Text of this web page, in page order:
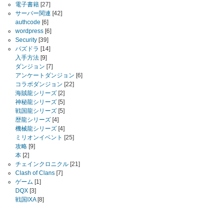
電子書籍 [27]
サーバー関連 [42]
authcode [6]
wordpress [6]
Security [39]
パズドラ [14]
入手方法 [9]
ダンジョン [7]
アンケートダンジョン [6]
コラボダンジョン [22]
海賊龍シリーズ [2]
神秘龍シリーズ [5]
戦国龍シリーズ [5]
歴龍シリーズ [4]
機械龍シリーズ [4]
ミリオンイベント [25]
攻略 [9]
本 [2]
チェインクロニクル [21]
Clash of Clans [7]
ゲーム [1]
DQX [3]
戦国IXA[8]